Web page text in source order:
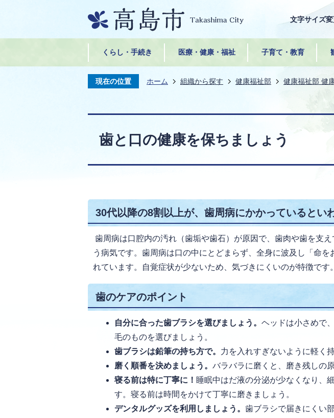
文字サイズ
くらし・手続き 医療・健康・福祉 子育て・教育
現在の位置 ホーム 組織から探す 健康福祉部 健康福祉部 健
歯と口の健康を保ちましょう
30代以降の8割以上が、歯周病にかかっているとい
歯周病は口腔内の汚れ（歯垢や歯石）が原因で、歯肉や歯を支
う病気です。歯周病は口の中にとどまらず、全身に波及し「命を
れています。自覚症状が少ないため、気づきにくいのが特徴です。
歯のケアのポイント
自分に合った歯ブラシを選びましょう。ヘッドは小さめで
毛のものを選びましょう。
歯ブラシは鉛筆の持ち方で。 力を入れすぎないように軽く持
磨く順番を決めましょう。バラバラに磨くと、磨き残しの
寝る前は特に丁寧に！ 睡眠中はだ液の分泌が少なくなり、
す。寝る前は時間をかけて丁寧に磨きましょう。
デンタルグッズを利用しましょう。歯ブラシで届きにくい